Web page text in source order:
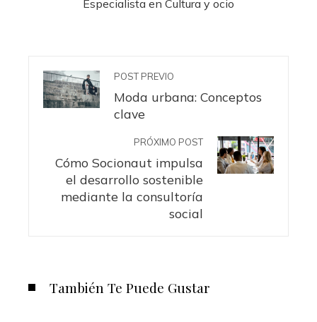
Especialista en Cultura y ocio
POST PREVIO
Moda urbana: Conceptos
clave
PRÓXIMO POST
Cómo Socionaut impulsa
el desarrollo sostenible
mediante la consultoría
social
También Te Puede Gustar